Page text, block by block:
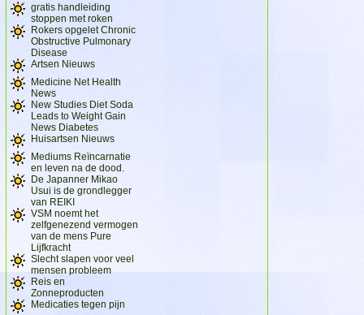
gratis handleiding
stoppen met roken
Rokers opgelet Chronic
Obstructive Pulmonary
Disease
Artsen Nieuws
Medicine Net Health
News
New Studies Diet Soda
Leads to Weight Gain
News Diabetes
Huisartsen Nieuws
Mediums Reïncarnatie
en leven na de dood.
De Japanner Mikao
Usui is de grondlegger
van REIKI
VSM noemt het
zelfgenezend vermogen
van de mens Pure
Lijfkracht
Slecht slapen voor veel
mensen probleem
Reis en
Zonneproducten
Medicaties tegen pijn